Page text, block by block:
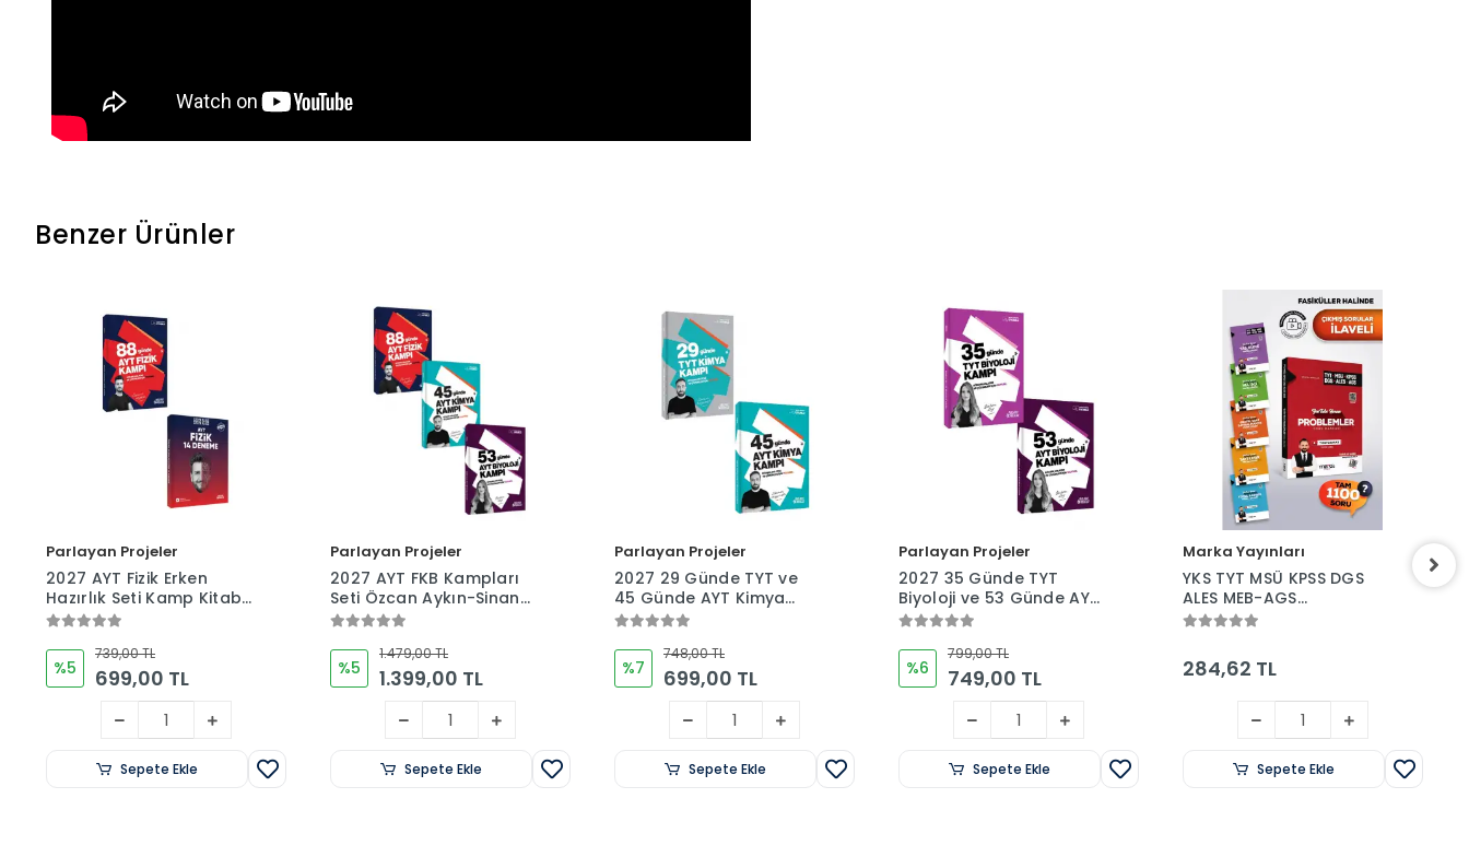
Benzer Ürünler
Parlayan Projeler
2027 AYT Fizik Erken
Hazırlık Seti Kamp Kitabı
ve Deneme İkilisi Özcan
%5
739,00 TL
699,00 TL
Sepete Ekle
Parlayan Projeler
2027 AYT FKB Kampları
Seti Özcan Aykın-Sinan
İhtiyaroğlu-Burcu Ay
%5
1.479,00 TL
1.399,00 TL
Sepete Ekle
Parlayan Projeler
2027 29 Günde TYT ve
45 Günde AYT Kimya
Kampları İkilisi Sinan
%7
748,00 TL
699,00 TL
Sepete Ekle
Parlayan Projeler
2027 35 Günde TYT
Biyoloji ve 53 Günde AYT
Biyoloji Kampı İkili Set
%6
799,00 TL
749,00 TL
Sepete Ekle
Marka Yayınları
YKS TYT MSÜ KPSS DGS
ALES MEB-AGS
Problemler Youtube
Çözümlü Yektuğ Mat -
Yasin Kara Marka
284,62 TL
Sepete Ekle